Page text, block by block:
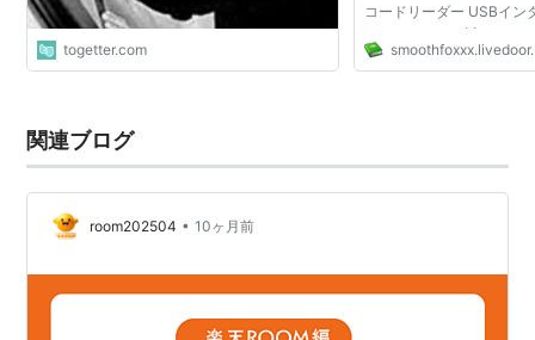
togetter.com
コードリーダー USBイン
U 」なるものを試してみ
でも高評価なので期待し
関連ブログ
room202504 • 10ヶ月前